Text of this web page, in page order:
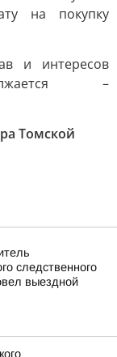
на покупку
и интересов
–
Томской
следственного
выездной